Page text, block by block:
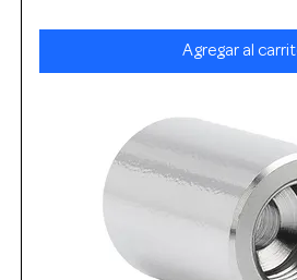
Agregar al